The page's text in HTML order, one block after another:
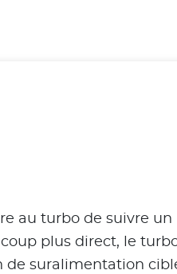
au turbo de suivre
plus direct, le
de suralimentation